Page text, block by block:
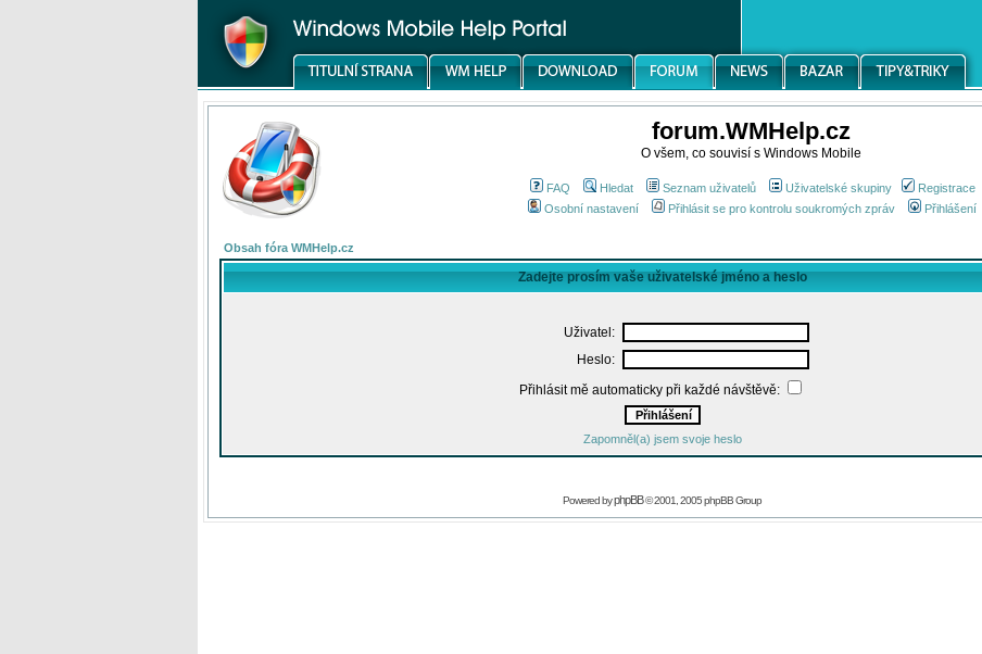
forum.WMHelp.cz
O všem, co souvisí s Windows Mobile
FAQ Hledat Seznam uživatelů Uživatelské skupiny
Registrace
Osobní nastavení
Přihlásit se pro kontrolu soukromých zpráv Přihlášení
Obsah fóra WMHelp.cz
Zadejte prosím vaše uživatelské jméno a heslo
Uživatel:
Heslo:
Přihlásit mě automaticky při každé návštěvě:
Zapomněl(a) jsem svoje heslo
Powered byphpBB© 2001, 2005 phpBB Group